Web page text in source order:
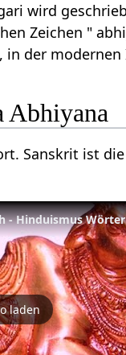
wird
Zeichen "
in der
Abhiyana
Sanskrit ist
- Hinduismus
laden